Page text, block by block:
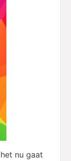
nu gaat